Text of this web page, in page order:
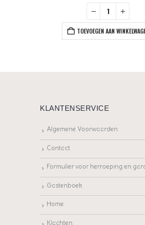
TOEVOEGEN AAN
KLANTENSERVICE
Algemene Voorwaarden
Contact
Formulier voor herroeping en
Gastenboek
Home
Klachten